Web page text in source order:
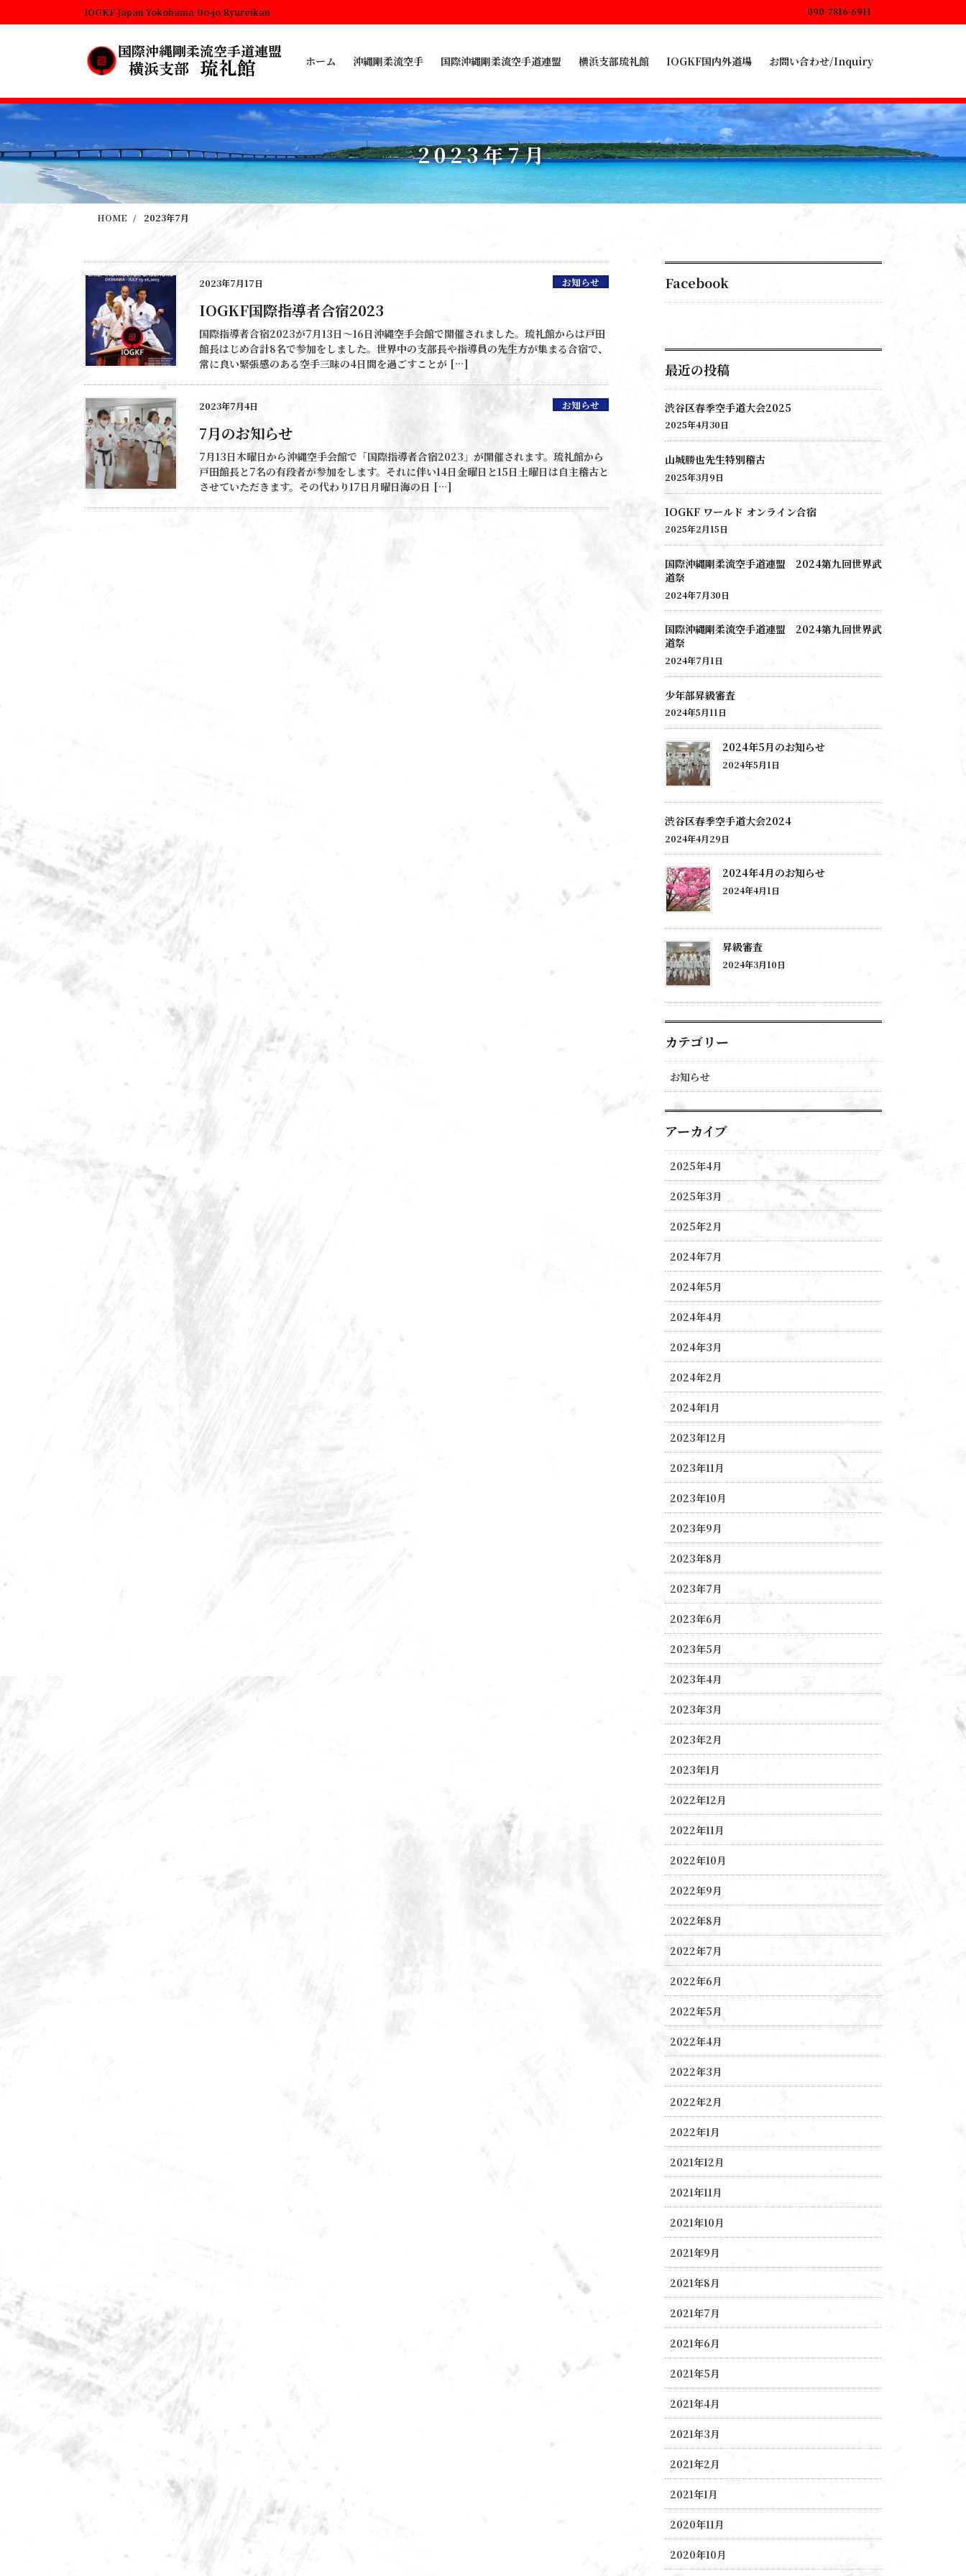
ン
に
移
ビ
ョ
ン
移
動
IOGKF Japan Yokohama Do-jo Ryureikan 090-7816-6911
ホーム 沖縄剛柔流空手 国際沖縄剛柔流空手道連盟 横浜支部琉礼館 IOGKF国内外道場 お問い合わせ/Inquiry
2023年7月
HOME 2023年7月
2023年7月17日 お知らせ
IOGKF国際指導者合宿2023
国際指導者合宿2023が7月13日～16日沖縄空手会館で開催されました。琉礼館からは戸田
館長はじめ合計8名で参加をしました。世界中の支部長や指導員の先生方が集まる合宿で、
常に良い緊張感のある空手三昧の4日間を過ごすことが […]
2023年7月4日 お知らせ
7月のお知らせ
7月13日木曜日から沖縄空手会館で「国際指導者合宿2023」が開催されます。琉礼館から
戸田館長と7名の有段者が参加をします。それに伴い14日金曜日と15日土曜日は自主稽古と
させていただきます。その代わり17日月曜日海の日 […]
Facebook
最近の投稿
渋谷区春季空手道大会2025
2025年4月30日
山城勝也先生特別稽古
2025年3月9日
IOGKF ワールド オンライン合宿
2025年2月15日
国際沖縄剛柔流空手道連盟 2024第九回世界武
道祭
2024年7月30日
国際沖縄剛柔流空手道連盟 2024第九回世界武
道祭
2024年7月1日
少年部昇級審査
2024年5月11日
2024年5月のお知らせ
2024年5月1日
渋谷区春季空手道大会2024
2024年4月29日
2024年4月のお知らせ
2024年4月1日
昇級審査
2024年3月10日
カテゴリー
お知らせ
アーカイブ
2025年4月
2025年3月
2025年2月
2024年7月
2024年5月
2024年4月
2024年3月
2024年2月
2024年1月
2023年12月
2023年11月
2023年10月
2023年9月
2023年8月
2023年7月
2023年6月
2023年5月
2023年4月
2023年3月
2023年2月
2023年1月
2022年12月
2022年11月
2022年10月
2022年9月
2022年8月
2022年7月
2022年6月
2022年5月
2022年4月
2022年3月
2022年2月
2022年1月
2021年12月
2021年11月
2021年10月
2021年9月
2021年8月
2021年7月
2021年6月
2021年5月
2021年4月
2021年3月
2021年2月
2021年1月
2020年11月
2020年10月